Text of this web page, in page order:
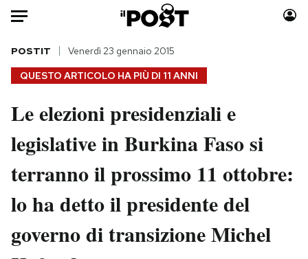
Auto
HOME
Italia
Politica
Tecnologia
Scienza
Cultura
Moda
Consumismi
Storie/Idee
Media
Europa
QUESTO ARTICOLO HA PIÙ DI 11 ANNI
POSTIT Venerdì 23 gennaio 2015
Le elezioni presidenziali e
legislative in Burkina Faso si
terranno il prossimo 11 ottobre:
lo ha detto il presidente del
governo di transizione Michel